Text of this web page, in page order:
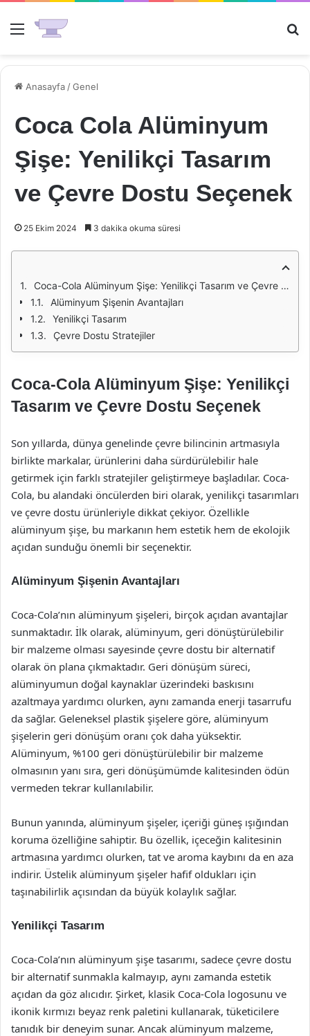
Menü
Anasayfa /Genel
Coca Cola Alüminyum
Şişe: Yenilikçi Tasarım
ve Çevre Dostu Seçenek
25 Ekim 2024 3 dakika okuma süresi
Coca-Cola Alüminyum Şişe: Yenilikçi Tasarım ve Çevre Dostu Seçenek
Alüminyum Şişenin Avantajları
Yenilikçi Tasarım
Çevre Dostu Stratejiler
Coca-Cola Alüminyum Şişe: Yenilikçi
Tasarım ve Çevre Dostu Seçenek
Son yıllarda, dünya genelinde çevre bilincinin artmasıyla
birlikte markalar, ürünlerini daha sürdürülebilir hale
getirmek için farklı stratejiler geliştirmeye başladılar. Coca-
Cola, bu alandaki öncülerden biri olarak, yenilikçi tasarımları
ve çevre dostu ürünleriyle dikkat çekiyor. Özellikle
alüminyum şişe, bu markanın hem estetik hem de ekolojik
açıdan sunduğu önemli bir seçenektir.
Alüminyum Şişenin Avantajları
Coca-Cola’nın alüminyum şişeleri, birçok açıdan avantajlar
sunmaktadır. İlk olarak, alüminyum, geri dönüştürülebilir
bir malzeme olması sayesinde çevre dostu bir alternatif
olarak ön plana çıkmaktadır. Geri dönüşüm süreci,
alüminyumun doğal kaynaklar üzerindeki baskısını
azaltmaya yardımcı olurken, aynı zamanda enerji tasarrufu
da sağlar. Geleneksel plastik şişelere göre, alüminyum
şişelerin geri dönüşüm oranı çok daha yüksektir.
Alüminyum, %100 geri dönüştürülebilir bir malzeme
olmasının yanı sıra, geri dönüşümümde kalitesinden ödün
vermeden tekrar kullanılabilir.
Bunun yanında, alüminyum şişeler, içeriği güneş ışığından
koruma özelliğine sahiptir. Bu özellik, içeceğin kalitesinin
artmasına yardımcı olurken, tat ve aroma kaybını da en aza
indirir. Üstelik alüminyum şişeler hafif oldukları için
taşınabilirlik açısından da büyük kolaylık sağlar.
Yenilikçi Tasarım
Coca-Cola’nın alüminyum şişe tasarımı, sadece çevre dostu
bir alternatif sunmakla kalmayıp, aynı zamanda estetik
açıdan da göz alıcıdır. Şirket, klasik Coca-Cola logosunu ve
ikonik kırmızı beyaz renk paletini kullanarak, tüketicilere
tanıdık bir deneyim sunar. Ancak alüminyum malzeme,